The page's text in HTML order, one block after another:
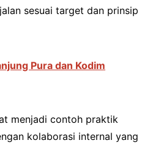
sesuai target dan prinsip
Pura dan Kodim
menjadi contoh praktik
kolaborasi internal yang